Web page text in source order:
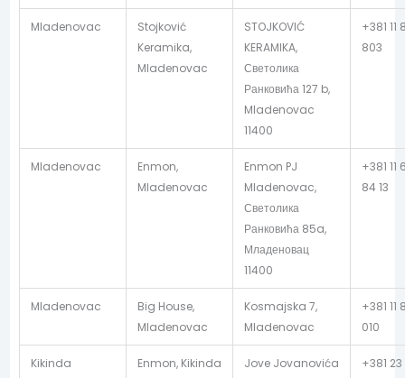
Mladenovac
Stojković
Keramika,
Mladenovac
STOJKOVIĆ
KERAMIKA,
Светолика
Ранковића 127 b,
Mladenovac
11400
+381 11
803
Mladenovac
Enmon,
Mladenovac
Enmon PJ
Mladenovac,
Светолика
Ранковића 85a,
Младеновац
11400
+381 11
84 13
Mladenovac
Big House,
Mladenovac
Kosmajska 7,
Mladenovac
+381 11
010
Kikinda Enmon, Kikinda
Jove Jovanovića
+381 23